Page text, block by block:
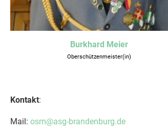
Burkhard Meier
Oberschützenmeister(in)
Kontakt:
Mail: osm@asg-brandenburg.de